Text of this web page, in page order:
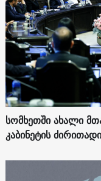
სომხეთში ახალი
კაბინეტის